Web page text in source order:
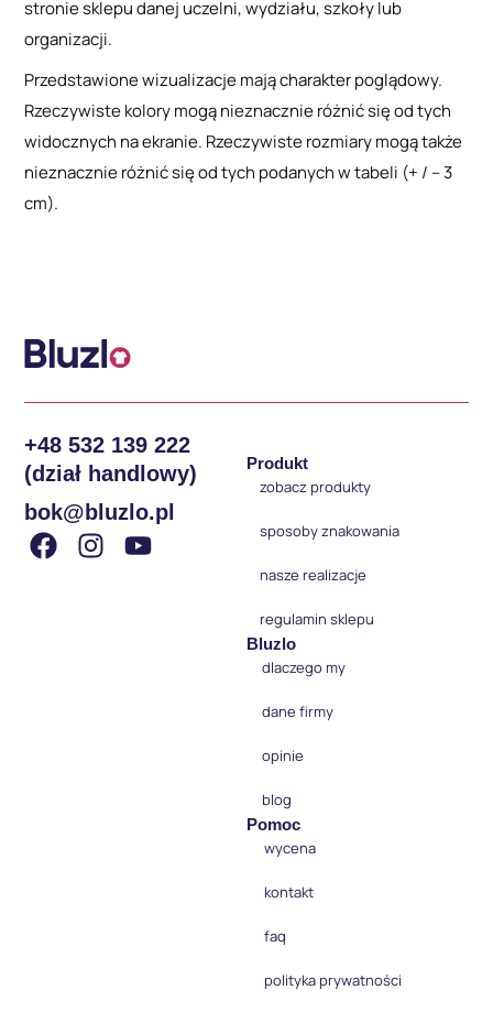
stronie sklepu danej uczelni, wydziału, szkoły lub
organizacji.
Przedstawione wizualizacje mają charakter poglądowy.
Rzeczywiste kolory mogą nieznacznie różnić się od tych
widocznych na ekranie. Rzeczywiste rozmiary mogą także
nieznacznie różnić się od tych podanych w tabeli (+ / – 3
cm).
+48 532 139 222
(dział handlowy)
bok@bluzlo.pl
Produkt
zobacz produkty
sposoby znakowania
nasze realizacje
regulamin sklepu
Bluzlo
dlaczego my
dane firmy
opinie
blog
Pomoc
wycena
kontakt
faq
polityka prywatności